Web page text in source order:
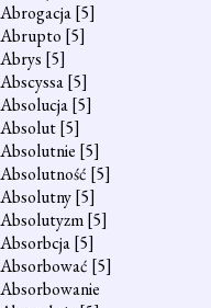
Abrogacja[5]
Abrupto [5]
Abrys [5]
Abscyssa[5]
Absolucja[5]
Absolut[5]
Absolutnie [5]
Absolutność [5]
Absolutny[5]
Absolutyzm[5]
Absorbcja[5]
Absorbować [5]
Absorbowanie